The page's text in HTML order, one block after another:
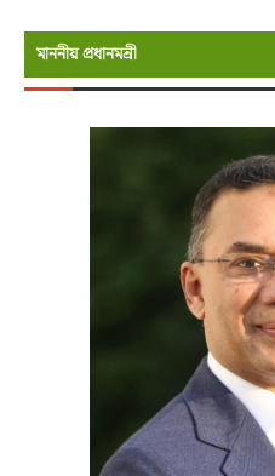
মাননীয় প্রধানমন্রী